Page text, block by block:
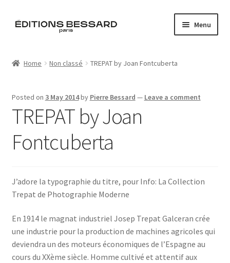
Skip
Skip
Menu
Artistes
Home Non classé TREPAT by Joan Fontcuberta
Posted on 3 May 2014by Pierre Bessard — Leave a comment
TREPAT by Joan
Fontcuberta
J’adore la typographie du titre, pour Info: La Collection
Trepat de Photographie Moderne
En 1914 le magnat industriel Josep Trepat Galceran crée
une industrie pour la production de machines agricoles qui
deviendra un des moteurs économiques de l’Espagne au
cours du XXème siècle. Homme cultivé et attentif aux